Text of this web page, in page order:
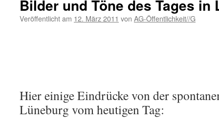
Bilder und Töne des Tages in
Veröffentlicht am 12. März 2011 von AG-Öffentlichkeit//G
Hier einige Eindrücke von der
Lüneburg vom heutigen Tag: